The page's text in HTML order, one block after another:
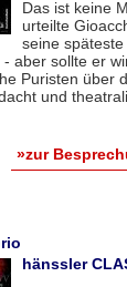
Das ist keine
urteilte
seine
aber sollte er
Puristen über
und
»zur
hänssler